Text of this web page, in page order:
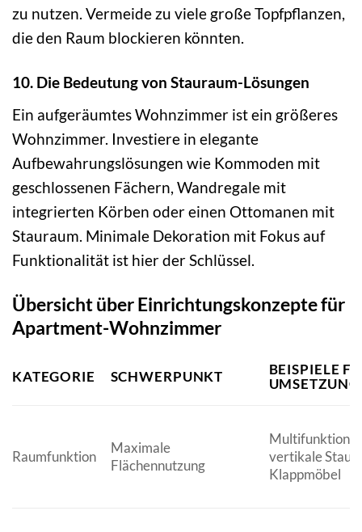
zu nutzen. Vermeide zu viele große Topfpflanzen,
die den Raum blockieren könnten.
10. Die Bedeutung von Stauraum-Lösungen
Ein aufgeräumtes Wohnzimmer ist ein größeres
Wohnzimmer. Investiere in elegante
Aufbewahrungslösungen wie Kommoden mit
geschlossenen Fächern, Wandregale mit
integrierten Körben oder einen Ottomanen mit
Stauraum. Minimale Dekoration mit Fokus auf
Funktionalität ist hier der Schlüssel.
Übersicht über Einrichtungskonzepte für
Apartment-Wohnzimmer
KATEGORIE SCHWERPUNKT
BEISPIELE
Raumfunktion
Maximale
Flächennutzung
vertikale
Klappmöbel